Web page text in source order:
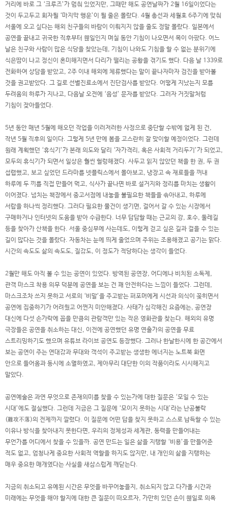
거리에 바로 그 ‘크루즈’가 멈춰 있었지만, 그때만 해도 공연날짜가 2월 16일이었다는
것이 두고두고 회자될 ‘마지막 행운’이 될 줄은 몰랐다. 4월 총선과 세월호 6주기에 맞춰
서울에 오고 싶다는 해외 친구들의 바람이 이뤄지지 않을 줄도 정말 몰랐다. 일본에서
공연을 끝내고 귀국한 직후부터 웬일인지 며칠 동안 기침이 나오면서 목이 아팠다. 어느
날은 친구와 사람이 많은 식당을 찾았는데, 기침이 나와도 기침을 할 수 없는 분위기에
식은땀이 나고 정신이 혼미해지면서 다리가 떨리는 공황을 겪기도 했다. 다음 날 1339로
전화하여 상담을 받았고, 2주 이내 해외에 체류했다는 말이 끝나자마자 검진을 받아볼
것을 권고받았다. 그 길로 선별진료소에서 진단검사를 받았다. 어떻게 지났는지 모를
두려움의 하루가 지나고, 다음날 오전에 ‘음성’ 문자를 받았다. 그러자 거짓말처럼
기침이 잦아들었다.
5년 동안 매년 5월에 해오던 작업을 이러저러한 사정으로 중단할 수밖에 없게 된 건,
작년 5월 직후의 일이다. 그렇게 5년 만에 봄을 고스란히 잘 맞이할 예정이었다. 그런데
원래 계획했던 ‘휴식기’가 본래 의도와 달리 ‘자가격리, 혹은 사회적 거리두기’가 되었고,
모두의 휴식기가 되면서 일상은 훨씬 헐렁해졌다. 사두고 읽지 않았던 책을 한 권, 두 권
섭렵했고, 보고 싶었던 드라마를 넷플릭스에서 몰아보고, 냉장고 속 재료들을 꺼내
하루에 두 끼를 직접 만들어 먹고, 식사가 끝나면 바로 설거지와 정리를 마치는 생활이
이어졌다. 넘치는 책장에서 중고서점에 내놓을 불필요한 책들을 솎아내고, 하루에
서랍을 하나씩 정리했다. 그러다 필요한 물건이 생기면, 걸어서 갈 수 있는 시장에서
구매하거나 인터넷의 도움을 받아 수급한다. 너무 답답할 때는 근교의 강, 호수, 둘레길
등을 찾아가 산책을 한다. 서울 중심부에 사는데도, 이렇게 걷고 싶은 길과 걸을 수 있는
길이 많다는 것을 몰랐다. 자동차는 눈에 띄게 줄었으며 주위는 조용해졌고 공기는 맑다.
시간의 속도도 삶의 속도도, 질감도, 이 정도가 적당하다는 생각이 들었다.
2월만 해도 아직 볼 수 있는 공연이 있었다. 방역된 공연장, 어디에나 비치된 소독제,
관객 마스크 착용 의무 덕분에 공연을 보는 건 꽤 안전하다는 느낌이 들었다. 그런데,
마스크조차 쓰지 못하고 서로의 ‘비말’을 주고받는 퍼포머에게 시선과 의식이 꽂히면서
공연에 집중하기가 어려웠고 어쩐지 미안해졌다. 사태가 심각해진 요즘에는, 공연장
대신에 다섯 손가락에 꼽을 만큼의 관람객만 있는 작은 영화관을 찾는다. 해외의 유명
극장들은 공연을 취소하는 대신, 이전에 공연했던 유명 연출가의 공연을 무료
스트리밍하기도 했으며 유튜브 라이브 공연도 등장했다. 그러나 한날한시에 한 공간에서
보는 공연이 주는 연대감과 무대와 객석이 주고받는 생생한 에너지는 노트북 화면
안으로 들어옴과 동시에 소멸하였고, 제아무리 대단한 이의 작품이라도 시시해지고
말았다.
공연예술은 과연 무엇으로 존재의미를 찾을 수 있는가에 대한 질문은 ‘모일 수 있는
시대’에도 절실했다. 그런데 지금은 그 질문에 ‘모이지 못하는 시대’라는 난공불락
(難攻不落)의 전제까지 깔렸다. 이 질문에 어떤 답을 찾지 못하고 스스로 납득할 수 있는
이유나 방식을 찾아내지 못한다면, 우리의 정체성과 세계관, 동력을 만들어내는
무언가를 어디에서 찾을 수 있을까. 공연 만드는 일은 삶을 지탱할 ‘비용’을 만들어준
적도 없고, 엄청나게 중요한 사회적 역할을 하지도 않지만, 내 개인의 삶을 지탱하는
매우 중요한 매개였다는 사실을 새삼스럽게 깨닫는다.
지금의 취소되고 유예된 시간은 무엇을 바꾸어놓을지, 취소되지 않고 다가올 시간과
미래에는 무엇을 해야 할지에 대한 큰 질문이 떠오르자, 가만히 있던 손이 웬일로 의욕